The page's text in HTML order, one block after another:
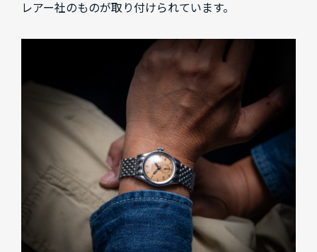
レアー社のものが取り付けられています。